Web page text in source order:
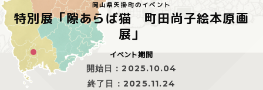
岡山県矢掛町のイベント
特別展「隙あらば猫 町田尚子絵本原画
展」
イベント期間
開始日：2025.10.04
終了日： 2025.11.24